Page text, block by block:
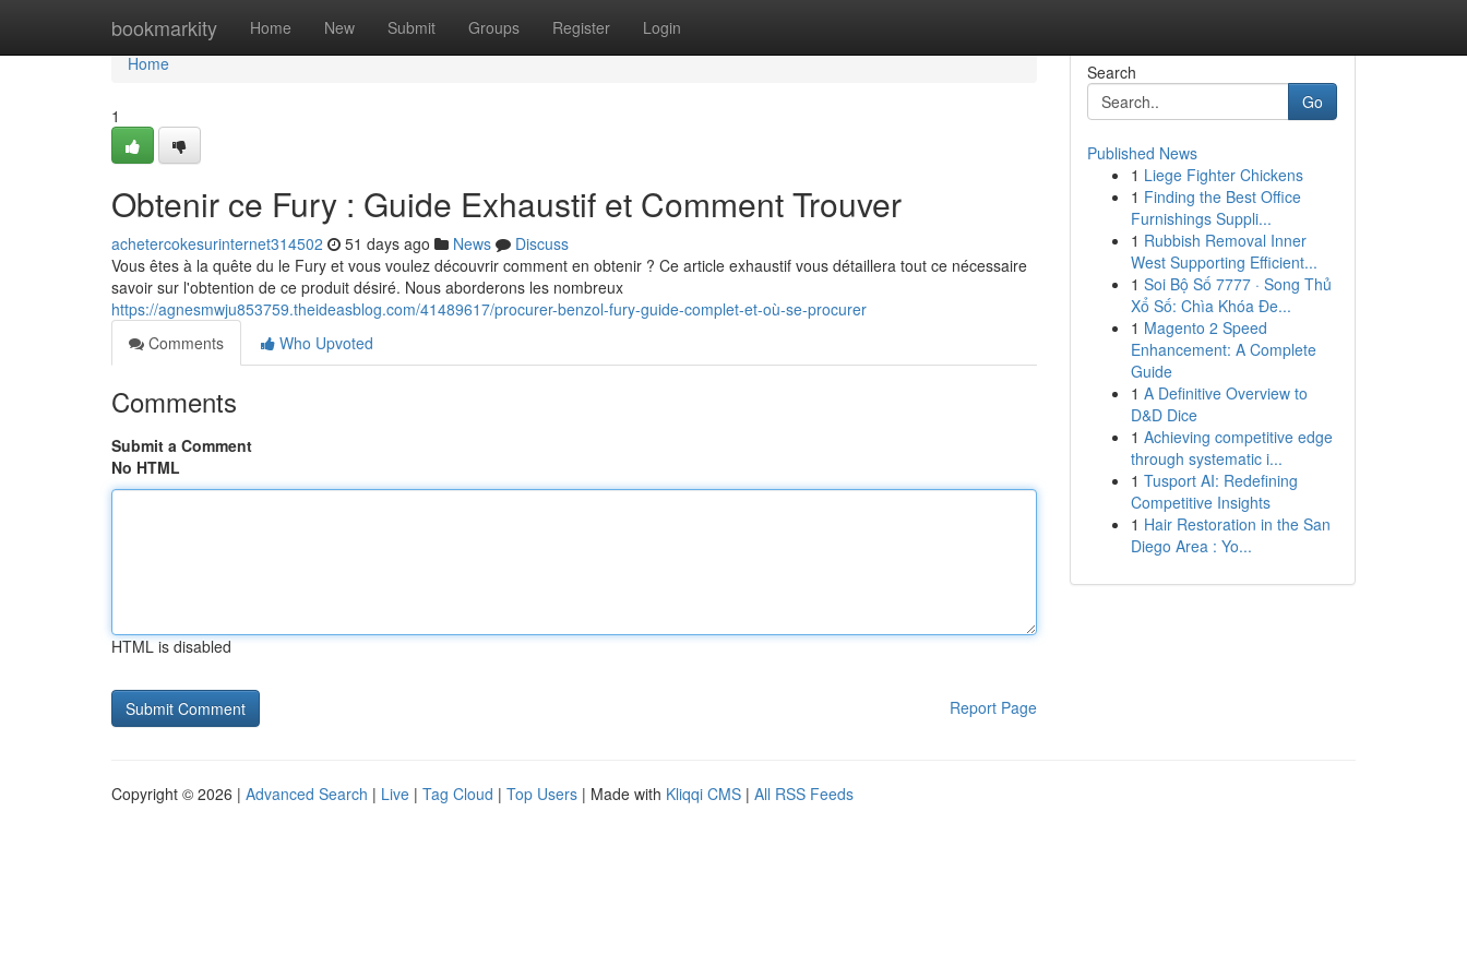
bookmarkity Home New Submit Groups Register Login
Home
Home
1
Obtenir ce Fury : Guide Exhaustif et Comment Trouver
achetercokesurinternet314502 51 days ago News
Discuss
Vous êtes à la quête du le Fury et vous voulez découvrir comment en obtenir ? Ce article exhaustif vous détaillera tout ce nécessaire
savoir sur l'obtention de ce produit désiré. Nous aborderons les nombreux
https://agnesmwju853759.theideasblog.com/41489617/procurer-benzol-fury-guide-complet-et-où-se-procurer
Comments
Who Upvoted
Comments
Submit a Comment
No HTML
HTML is disabled
Report Page
Search
Go
Published News
1 Liege Fighter Chickens
1 Finding the Best Office
Furnishings Suppli...
1 Rubbish Removal Inner
West Supporting Efficient...
1 Soi Bộ Số 7777 · Song Thủ
Xổ Số: Chìa Khóa Đe...
1 Magento 2 Speed
Enhancement: A Complete
Guide
1 A Definitive Overview to
D&D Dice
1 Achieving competitive edge
through systematic i...
1 Tusport AI: Redefining
Competitive Insights
1 Hair Restoration in the San
Diego Area : Yo...
Copyright © 2026 | Advanced Search | Live | Tag Cloud | Top Users | Made with Kliqqi CMS | All RSS Feeds